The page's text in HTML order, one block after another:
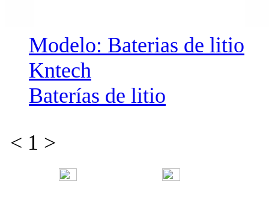
Modelo: Baterias de litio
Kntech
Baterías de litio
< 1 >